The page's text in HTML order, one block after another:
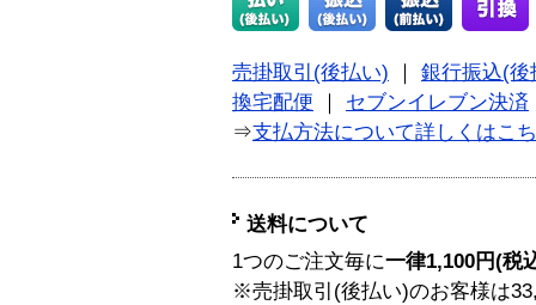
売掛取引(後払い)
銀行振込(後
換宅配便
セブンイレブン決済
⇒支払方法について詳しくはこ
送料について
1つのご注文毎に一律1,100円(税
※売掛取引(後払い)のお客様は